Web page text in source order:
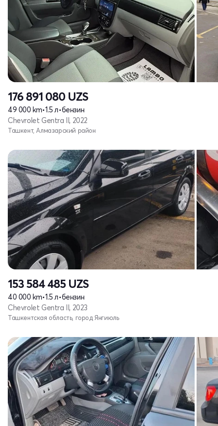
176 891 080 UZS
49 000 km•1.5 л•бензин
Chevrolet Gentra II, 2022
Ташкент, Алмазарский район
153 584 485 UZS
40 000 km•1.5 л•бензин
Chevrolet Gentra II, 2023
Ташкентская область, город Янгиюль